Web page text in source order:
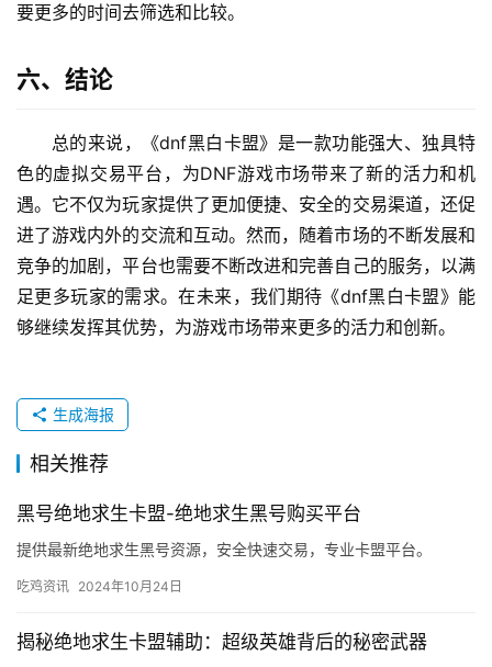
要更多的时间去筛选和比较。
六、结论
总的来说，《dnf黑白卡盟》是一款功能强大、独具特
色的虚拟交易平台，为DNF游戏市场带来了新的活力和机
遇。它不仅为玩家提供了更加便捷、安全的交易渠道，还促
进了游戏内外的交流和互动。然而，随着市场的不断发展和
竞争的加剧，平台也需要不断改进和完善自己的服务，以满
足更多玩家的需求。在未来，我们期待《dnf黑白卡盟》能
够继续发挥其优势，为游戏市场带来更多的活力和创新。
生成海报
相关推荐
黑号绝地求生卡盟-绝地求生黑号购买平台
提供最新绝地求生黑号资源，安全快速交易，专业卡盟平台。
吃鸡资讯 2024年10月24日
揭秘绝地求生卡盟辅助：超级英雄背后的秘密武器